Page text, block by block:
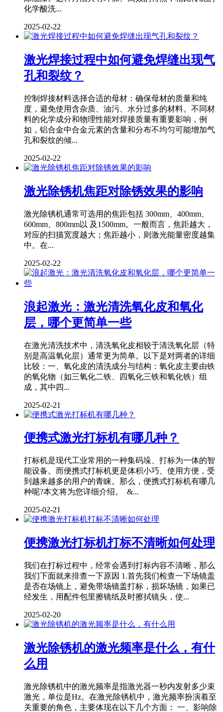
化学酸洗...
2025-02-22
激光焊接过程中如何避免焊缝出现气
孔和裂纹？
控制焊接材料选择合适的母材：确保母材的质量和纯
度，避免使用含杂质、油污、水分过多的材料。不同材
料的化学成分和物理性能对焊接质量有重要影响，例
如，铝合金中合金元素的含量和分布不均匀可能增加气
孔和裂纹的倾...
2025-02-22
激光除锈机焦距对除锈效果的影响
激光除锈机通常可选用的焦距包括 300mm、400mm、
600mm、800mm以 及1500mm。一般而言，焦距越大，
对应的扫描宽度越大；焦距越小，则激光能量密度越集
中。在...
2025-02-22
浪起激光：激光清洗氧化皮和氧化
层，哪个更简单一些
在激光清洗技术中，清洗氧化皮相较于清洗氧化层（特
别是高温氧化层）通常更为简单。以下是对两者的详细
比较：一、氧化皮的清洗成分与结构：氧化皮主要由铁
的氧化物（如三氧化二铁、四氧化三铁和氧化铁）组
成，其中四...
2025-02-21
便携式激光打标机有哪几种？
打标机是现代工业常用的一种集码垛、打标为一体的智
能设备。而便携式打标机更是体积小巧、使用方便，受
到越来越多的用户的青睐。那么，便携式打标机有哪几
种呢?本文将为您详细介绍。 &...
2025-02-21
便携激光打标机打标不清晰如何处理
我们在打标过程中，经常会遇到打标内容不清晰，那么
我们下面就来排查一下原因 1.首先我们检查一下场镜盖
是否在场镜上，避免带场镜盖打标，损坏场镜，如果已
经发生，用配件包里擦镜纸及时擦拭镜头，使...
2025-02-20
激光除锈机的激光频率是什么，有什
么用
激光除锈机中的激光频率是指激光器一秒内发射多少束
激光，单位是Hz。在激光除锈机中，激光频率扮演着至
关重要的角色，主要体现在以下几个方面： 一、影响除